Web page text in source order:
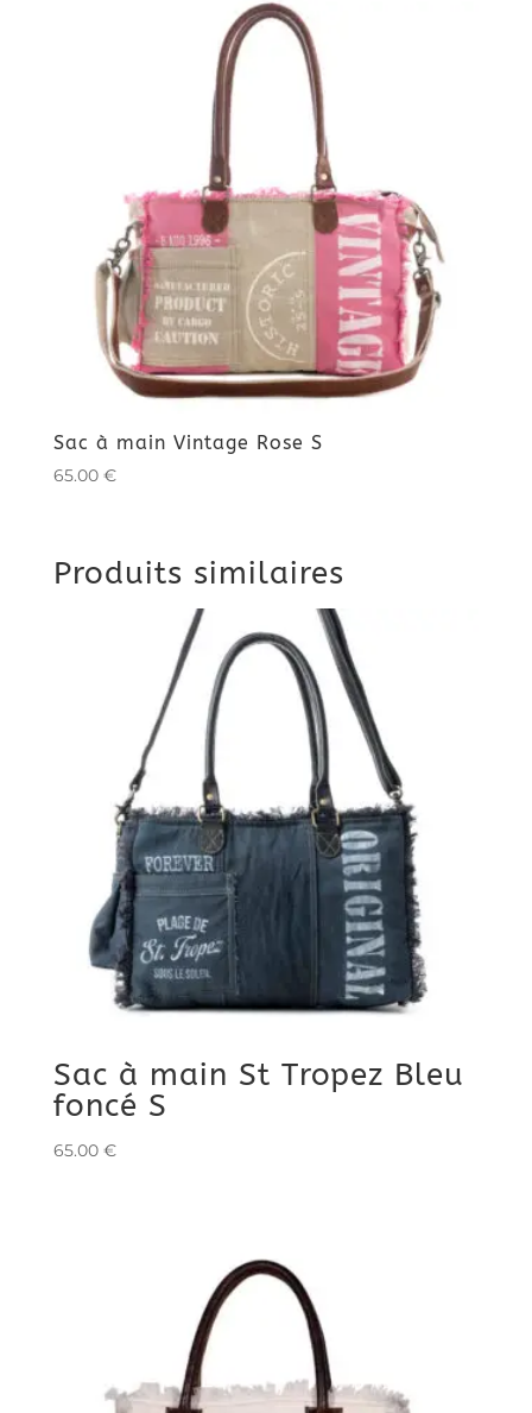
Sac à main Vintage Rose S
65.00 €
Produits similaires
Sac à main St Tropez Bleu
foncé S
65.00 €